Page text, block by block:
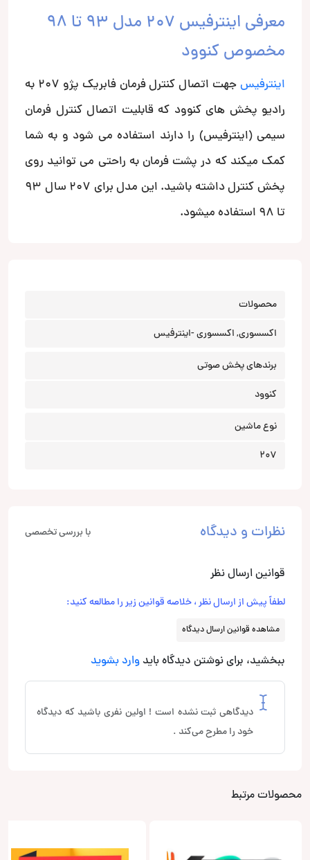
معرفی اینترفیس 207 مدل 93 تا 98
مخصوص کنوود
اینترفیس
جهت اتصال کنترل فرمان فابریک پژو 207 به
رادیو پخش های کنوود که قابلیت اتصال کنترل فرمان
سیمی (اینترفیس) را دارند استفاده می شود و به شما
کمک میکند که در پشت فرمان به راحتی می توانید روی
پخش کنترل داشته باشید. این مدل برای 207 سال 93
تا 98 استفاده میشود.
محصولات
اکسسوری, اکسسوری -اینترفیس
برندهای پخش صوتی
کنوود
نوع ماشین
207
نظرات و دیدگاه با بررسی تخصصی
قوانین ارسال نظر
لطفاً پیش از ارسال نظر ، خلاصه قوانین زیر را مطالعه کنید:
مشاهده قوانین ارسال دیدگاه
ببخشید، برای نوشتن دیدگاه باید وارد بشوید
دیدگاهی ثبت نشده است ! اولین نفری باشید که دیدگاه
خود را مطرح می‌کند .
محصولات مرتبط